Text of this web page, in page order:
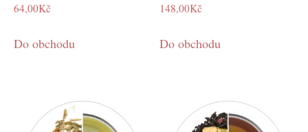
64,00Kč
Do obchodu
148,00Kč
Do obchodu